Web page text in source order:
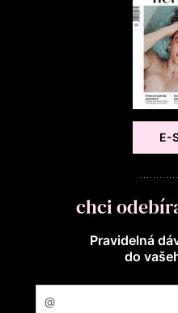
E-
chci
Pravidelná
do